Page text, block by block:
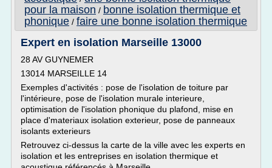
pour la maison / bonne isolation thermique et
phonique / faire une bonne isolation thermique
Expert en isolation Marseille 13000
28 AV GUYNEMER
13014 MARSEILLE 14
Exemples d'activités : pose de l'isolation de toiture par
l'intérieure, pose de l'isolation murale interieure,
optimisation de l'isolation phonique du plafond, mise en
place d'materiaux isolation exterieur, pose de panneaux
isolants exterieurs
Retrouvez ci-dessus la carte de la ville avec les experts en
isolation et les entreprises en isolation thermique et